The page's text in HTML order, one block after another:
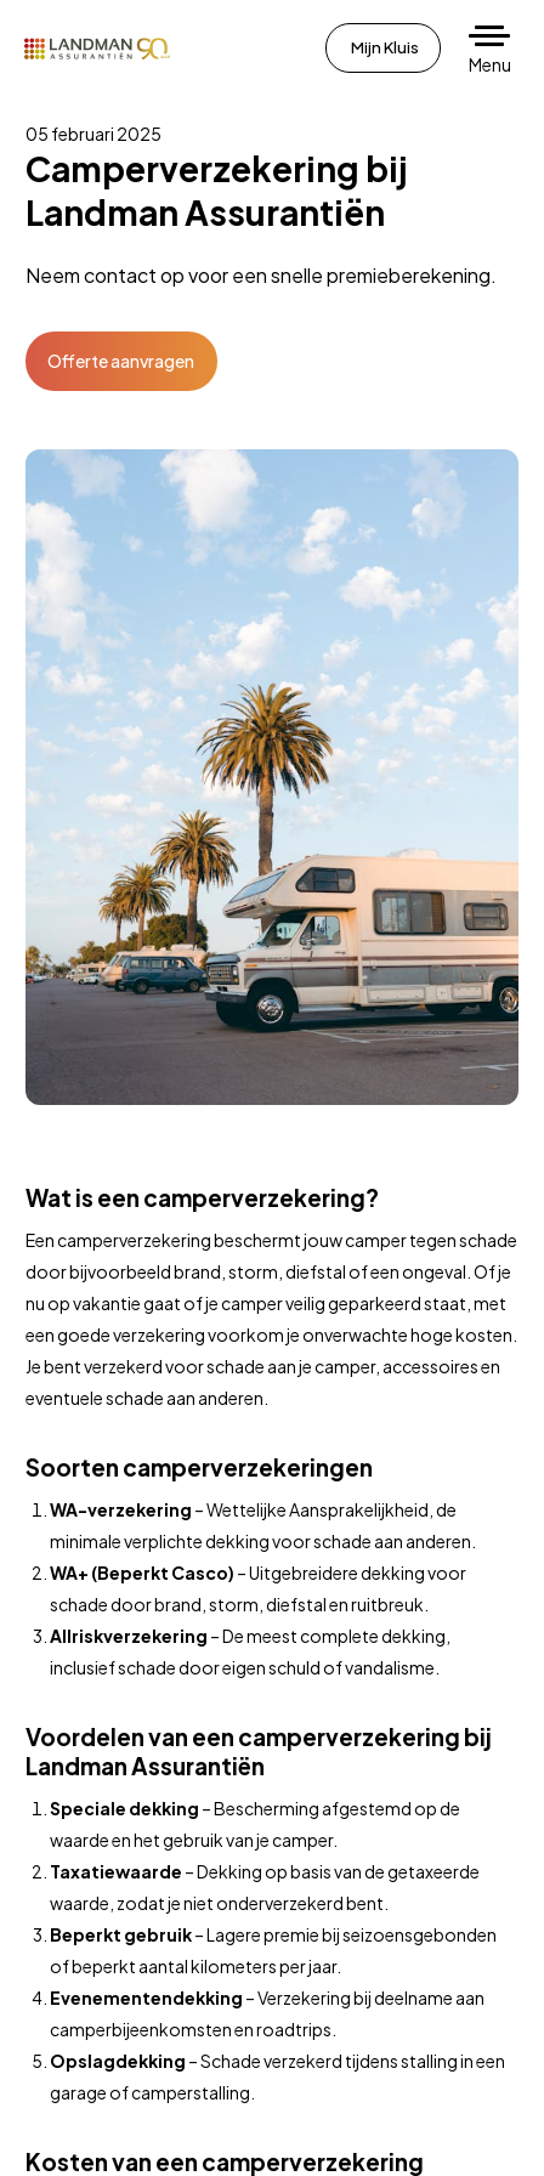
Mijn Kluis
Menu
05 februari 2025
Camperverzekering bij
Landman Assurantiën
Neem contact op voor een snelle premieberekening.
Offerte aanvragen
Wat is een camperverzekering?
Een camperverzekering beschermt jouw camper tegen schade
door bijvoorbeeld brand, storm, diefstal of een ongeval. Of je
nu op vakantie gaat of je camper veilig geparkeerd staat, met
een goede verzekering voorkom je onverwachte hoge kosten.
Je bent verzekerd voor schade aan je camper, accessoires en
eventuele schade aan anderen.
Soorten camperverzekeringen
WA-verzekering – Wettelijke Aansprakelijkheid, de
minimale verplichte dekking voor schade aan anderen.
WA+ (Beperkt Casco) – Uitgebreidere dekking voor
schade door brand, storm, diefstal en ruitbreuk.
Allriskverzekering – De meest complete dekking,
inclusief schade door eigen schuld of vandalisme.
Voordelen van een camperverzekering bij
Landman Assurantiën
Speciale dekking – Bescherming afgestemd op de
waarde en het gebruik van je camper.
Taxatiewaarde – Dekking op basis van de getaxeerde
waarde, zodat je niet onderverzekerd bent.
Beperkt gebruik– Lagere premie bij seizoensgebonden
of beperkt aantal kilometers per jaar.
Evenementendekking – Verzekering bij deelname aan
camperbijeenkomsten en roadtrips.
Opslagdekking – Schade verzekerd tijdens stalling in een
garage of camperstalling.
Kosten van een camperverzekering